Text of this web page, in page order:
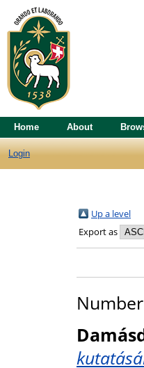
Home About
Login
Up a level
Export as